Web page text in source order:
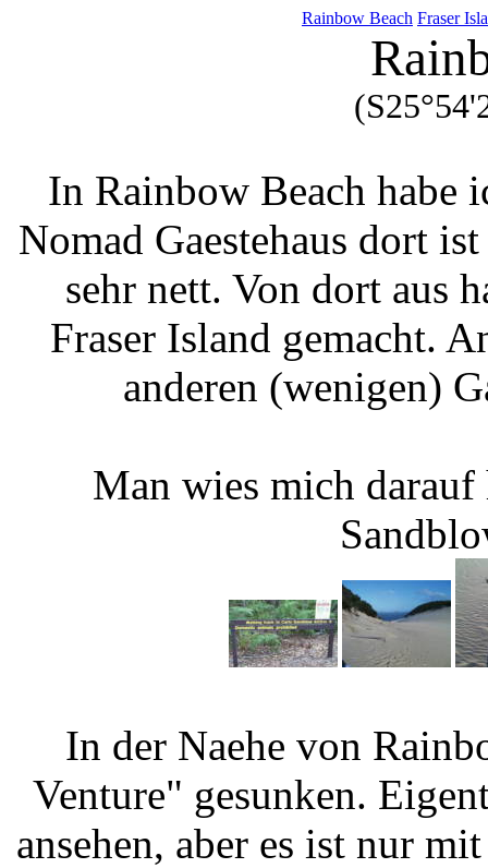
Rainbow Beach Fraser
In Rainbow Beach habe
Nomad Gaestehaus dort
sehr nett. Von dort aus
Fraser Island gemacht.
anderen (wenigen)
Man wies mich
In der Naehe von
Venture" gesunken.
ansehen, aber es ist nur